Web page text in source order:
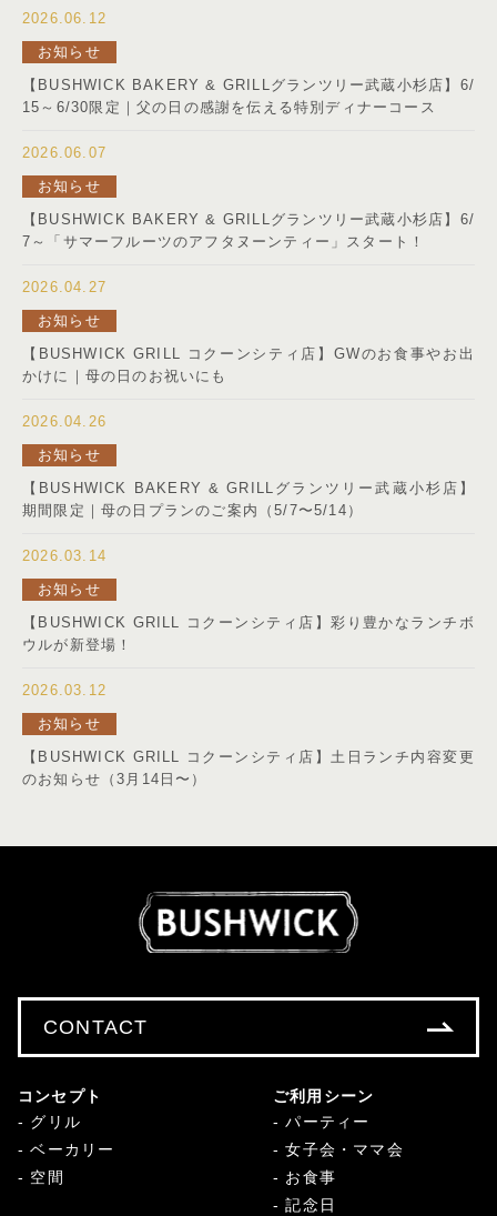
2026.06.12
お知らせ
【BUSHWICK BAKERY & GRILLグランツリー武蔵小杉店】6/
15～6/30限定｜父の日の感謝を伝える特別ディナーコース
2026.06.07
お知らせ
【BUSHWICK BAKERY & GRILLグランツリー武蔵小杉店】6/
7～「サマーフルーツのアフタヌーンティー」スタート！
2026.04.27
お知らせ
【BUSHWICK GRILL コクーンシティ店】GWのお食事やお出
かけに｜母の日のお祝いにも
2026.04.26
お知らせ
【BUSHWICK BAKERY & GRILLグランツリー武蔵小杉店】
期間限定｜母の日プランのご案内（5/7〜5/14）
2026.03.14
お知らせ
【BUSHWICK GRILL コクーンシティ店】彩り豊かなランチボ
ウルが新登場！
2026.03.12
お知らせ
【BUSHWICK GRILL コクーンシティ店】土日ランチ内容変更
のお知らせ（3月14日〜）
CONTACT
コンセプト
グリル
ベーカリー
空間
ご利用シーン
パーティー
女子会・ママ会
お食事
記念日